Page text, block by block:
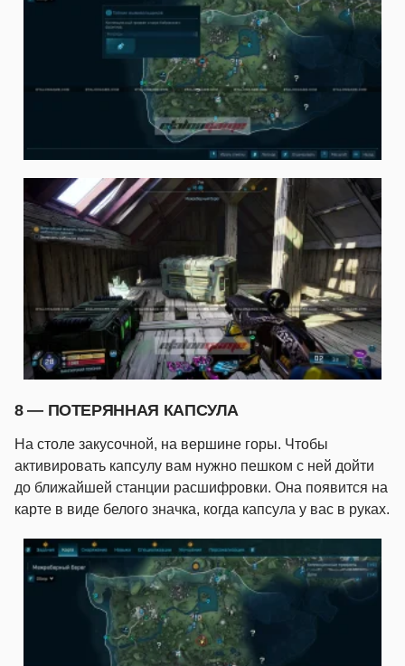
8 — ПОТЕРЯННАЯ КАПСУЛА
На столе закусочной, на вершине горы. Чтобы
активировать капсулу вам нужно пешком с ней дойти
до ближайшей станции расшифровки. Она появится на
карте в виде белого значка, когда капсула у вас в руках.